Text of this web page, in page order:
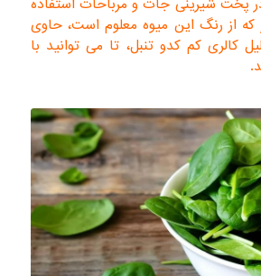
در پخت شیرینی جات و مرباحات استفاده
از رنگ این میوه معلوم است، حاوی
کالری کم کدو تنبل، تا می توانید با